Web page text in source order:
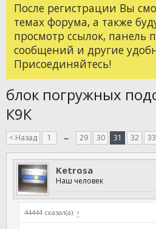
После регистрации Вы
темах форума, а также
просмотр ссылок, панель
сообщений и другие
Присоединяйтесь!
блок погружных
К9К
< Назад 1 ← 29 30 31 32 33
Ketrosa
Наш человек
44444 сказал(а): ↑